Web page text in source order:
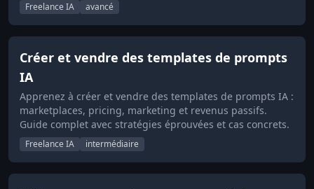
Freelance IA avancé
Créer et vendre des templates de prompts
IA
Apprenez à créer et vendre des templates de prompts IA :
marketplaces, pricing, marketing et revenus passifs.
Guide complet avec stratégies éprouvées et cas concrets.
Freelance IA intermédiaire